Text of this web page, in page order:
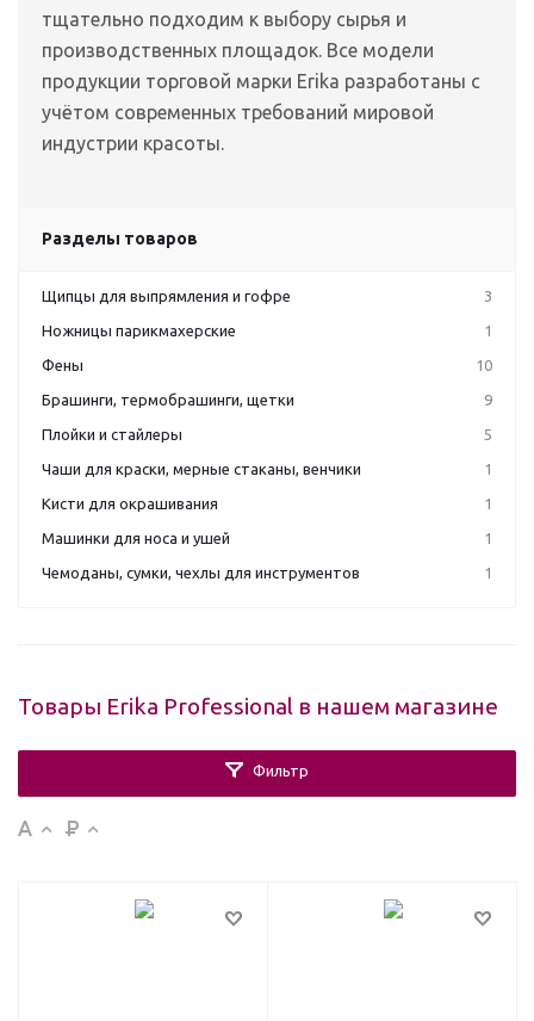
тщательно подходим к выбору сырья и
производственных площадок. Все модели
продукции торговой марки Erika разработаны с
учётом современных требований мировой
индустрии красоты.
Разделы товаров
Щипцы для выпрямления и гофре 3
Ножницы парикмахерские 1
Фены 10
Брашинги, термобрашинги, щетки 9
Плойки и стайлеры 5
Чаши для краски, мерные стаканы, венчики 1
Кисти для окрашивания 1
Машинки для носа и ушей 1
Чемоданы, сумки, чехлы для инструментов 1
Товары Erika Professional в нашем магазине
Фильтр